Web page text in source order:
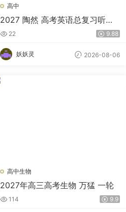
高中
2027 陶然 高考英语总复习听力
理解训练
22 9.88
妖妖灵 2026-08-06
高中生物
2027年高三高考生物 万猛 一轮
114 9.9